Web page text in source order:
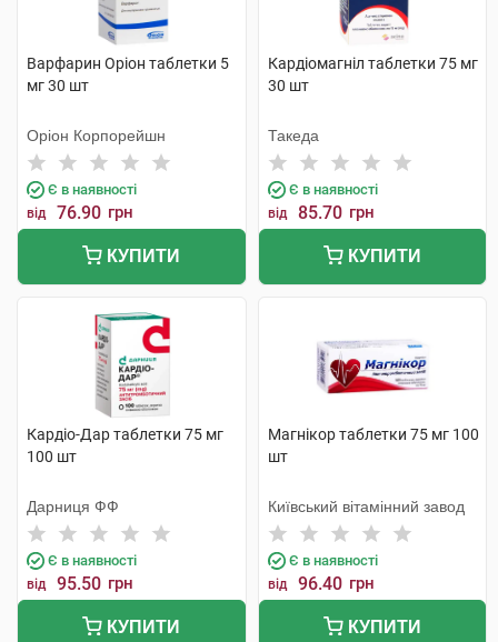
Варфарин Оріон таблетки 5
мг 30 шт
Оріон Корпорейшн
Є в наявності
від 76.90 грн
КУПИТИ
Кардіомагніл таблетки 75 мг
30 шт
Такеда
Є в наявності
від 85.70 грн
КУПИТИ
Кардіо-Дар таблетки 75 мг
100 шт
Дарниця ФФ
Є в наявності
від 95.50 грн
КУПИТИ
Магнікор таблетки 75 мг 100
шт
Київський вітамінний завод
Є в наявності
від 96.40 грн
КУПИТИ